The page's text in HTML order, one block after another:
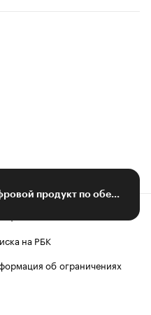
ГК ТОЧНО разработала цифровой продукт по обеспечению безопасности жителей
на РБК
об ограничениях